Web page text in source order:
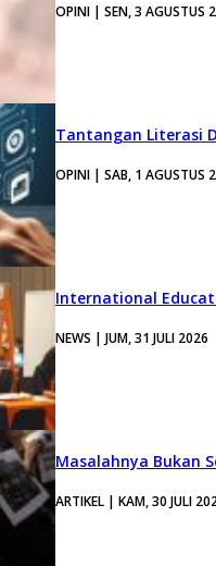
OPINI | SEN, 3 AGUSTUS
Tantangan Literasi
OPINI | SAB, 1 AGUSTUS
International
NEWS | JUM, 31 JULI 2026
Masalahnya Bukan
ARTIKEL | KAM, 30 JULI